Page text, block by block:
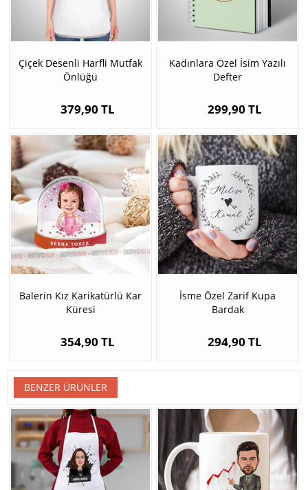
Çiçek Desenli Harfli Mutfak
Önlüğü
379,90 TL
Kadınlara Özel İsim Yazılı
Defter
299,90 TL
Balerin Kız Karikatürlü Kar
Küresi
354,90 TL
İsme Özel Zarif Kupa
Bardak
294,90 TL
BENZER ÜRÜNLER